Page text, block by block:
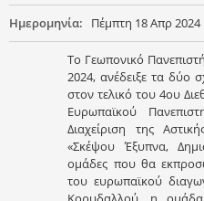
Ημερομηνία: Πέμπτη 18 Απρ 2024
Το Γεωπονικό
2024, ανέδειξε τα δύο
στον τελικό του 4ου
Ευρωπαϊκού
Διαχείριση της
«Σκέψου Έξυπνα,
ομάδες που θα
του ευρωπαϊκού